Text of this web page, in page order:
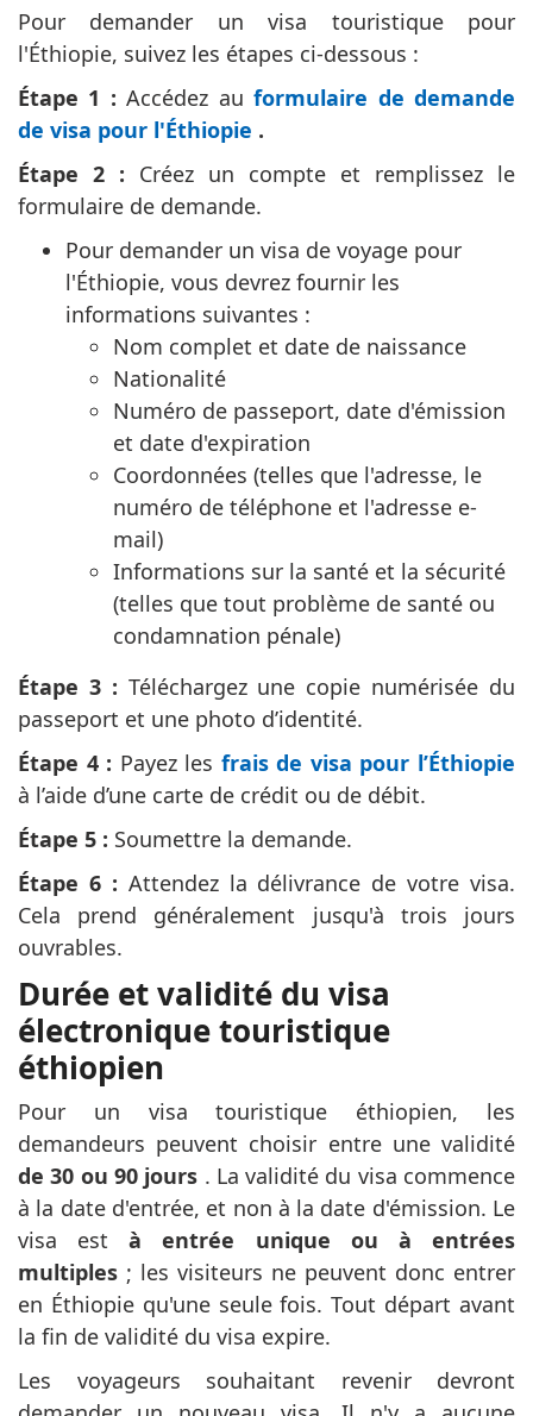
Pour demander un visa touristique pour
l'Éthiopie, suivez les étapes ci-dessous :
Étape 1 : Accédez auformulaire de demande
de visa pour l'Éthiopie .
Étape 2 : Créez un compte et remplissez le
formulaire de demande.
Pour demander un visa de voyage pour
l'Éthiopie, vous devrez fournir les
informations suivantes :
Nom complet et date de naissance
Nationalité
Numéro de passeport, date d'émission
et date d'expiration
Coordonnées (telles que l'adresse, le
numéro de téléphone et l'adresse e-
mail)
Informations sur la santé et la sécurité
(telles que tout problème de santé ou
condamnation pénale)
Étape 3 : Téléchargez une copie numérisée du
passeport et une photo d’identité.
Étape 4 : Payez les frais de visa pour l’Éthiopie
à l’aide d’une carte de crédit ou de débit.
Étape 5 : Soumettre la demande.
Étape 6 : Attendez la délivrance de votre visa.
Cela prend généralement jusqu'à trois jours
ouvrables.
Durée et validité du visa
électronique touristique
éthiopien
Pour un visa touristique éthiopien, les
demandeurs peuvent choisir entre une validité
de 30 ou 90 jours . La validité du visa commence
à la date d'entrée, et non à la date d'émission. Le
visa està entrée unique ou à entrées
multiples ; les visiteurs ne peuvent donc entrer
en Éthiopie qu'une seule fois. Tout départ avant
la fin de validité du visa expire.
Les voyageurs souhaitant revenir devront